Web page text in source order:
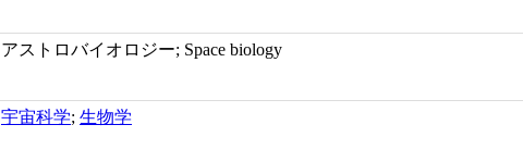
アストロバイオロジー; Space biology
宇宙科学; 生物学